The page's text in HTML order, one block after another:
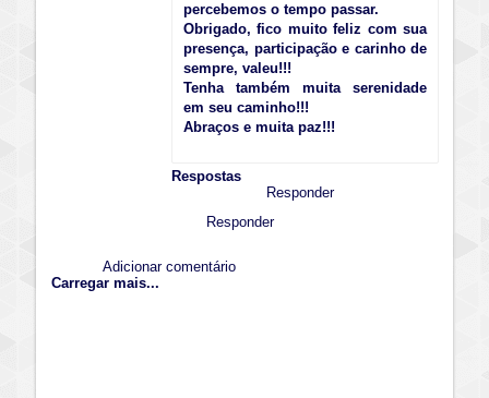
percebemos o tempo passar.
Obrigado, fico muito feliz com sua
presença, participação e carinho de
sempre, valeu!!!
Tenha também muita serenidade
em seu caminho!!!
Abraços e muita paz!!!
Respostas
Responder
Responder
Adicionar comentário
Carregar mais...